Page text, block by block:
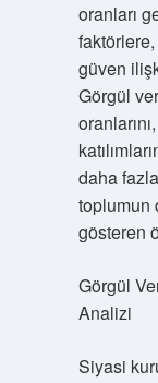
oranları
güven
Görgül
daha
toplumun
gösteren
Görgül
Analizi
Siyasi